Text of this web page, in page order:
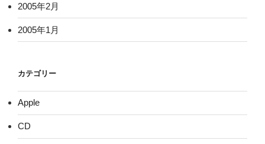
2005年2月
2005年1月
カテゴリー
Apple
CD